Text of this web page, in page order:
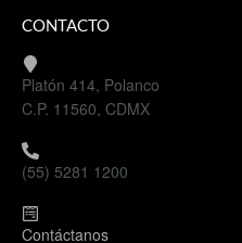
CONTACTO
Platón 414, Polanco
C.P. 11560, CDMX
(55) 5281 1200
Contáctanos